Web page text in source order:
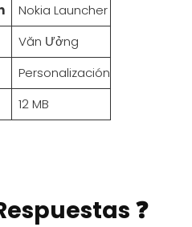
Nokia Launcher
Văn Ưởng
Personalización
12 MB
❓